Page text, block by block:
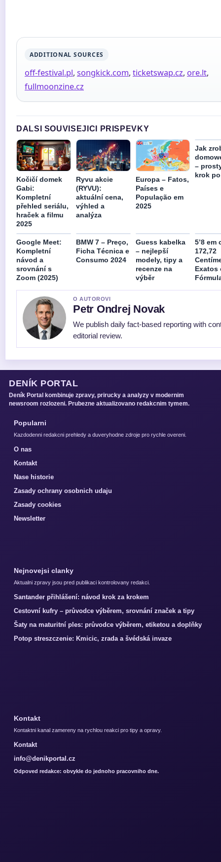
ADDITIONAL SOURCES
off-festival.pl, songkick.com, ticketswap.cz, ore.lt,
fullmoonzine.cz
DALSI SOUVISEJICI PRISPEVKY
Kočičí domek
Gabi:
Kompletní
přehled seriálu,
hraček a filmu
2025
Ryvu akcie
(RYVU):
aktuální cena,
výhled a
analýza
Europa – Fatos,
Países e
População em
2025
Jak
–
krok
Google Meet:
Kompletní
návod a
srovnání s
Zoom (2025)
BMW 7 – Preço,
Ficha Técnica e
Consumo 2024
Guess kabelka
– nejlepší
modely, tipy a
recenze na
výběr
5’8 em
172,72
Exatos
O AUTOROVI
Petr Ondrej Novak
We publish daily fact-based reporting with
editorial review.
DENÍK PORTAL
Deník Portal kombinuje zpravy, prirucky a analyzy v modernim
newsroom rozlozeni. Prubezne aktualizovano redakcnim tymem.
Popularni
Kazdodenni redakcni prehledy a duveryhodne zdroje pro rychle overeni.
O nas
Kontakt
Nase historie
Zasady ochrany osobnich udaju
Zasady cookies
Newsletter
Nejnovejsi clanky
Aktualni zpravy jsou pred publikaci kontrolovany redakci.
Santander přihlášení: návod krok za krokem
Cestovní kufry – průvodce výběrem, srovnání značek a tipy
Šaty na maturitní ples: průvodce výběrem, etiketou a doplňky
Potop streszczenie: Kmicic, zrada a švédská invaze
Kontakt
Kontaktni kanal zamereny na rychlou reakci pro tipy a opravy.
Kontakt
info@denikportal.cz
Odpoved redakce: obvykle do jednoho pracovniho dne.